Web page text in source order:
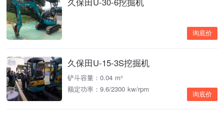
询底价
久保田U-15-3S挖掘机
铲斗容量：0.04 m³
额定功率：9.6/2300 kw/rpm
询底价